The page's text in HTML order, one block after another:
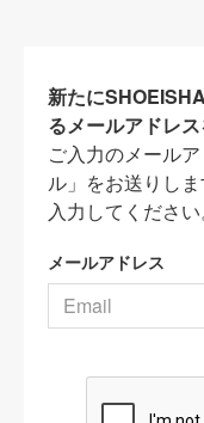
新たに
るメールアドレス
ご入力のメール
ル」をお送りし
入力してください
メールアドレス